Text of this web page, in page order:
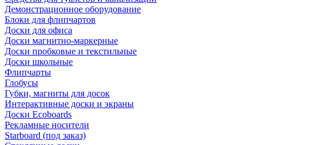
Демонстрационное оборудование
Блоки для флипчартов
Доски для офиса
Доски магнитно-маркерные
Доски пробковые и текстильные
Доски школьные
Флипчарты
Глобусы
Губки, магниты для досок
Интерактивные доски и экраны
Доски Ecoboards
Рекламные носители
Starboard (под заказ)